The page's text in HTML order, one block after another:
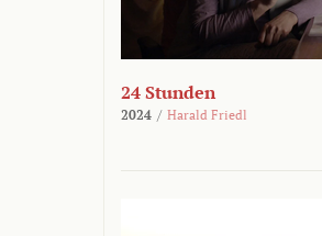
24 Stunden
2024 / Harald Friedl